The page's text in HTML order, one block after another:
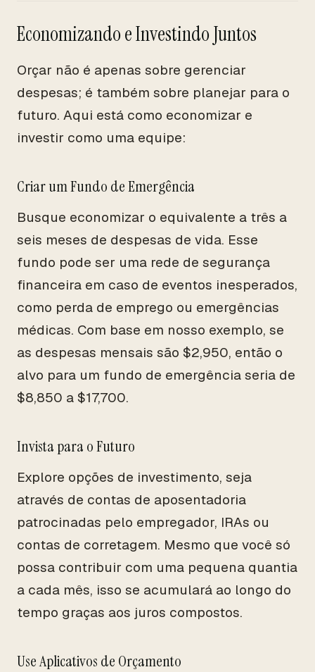
Economizando e Investindo Juntos
Orçar não é apenas sobre gerenciar
despesas; é também sobre planejar para o
futuro. Aqui está como economizar e
investir como uma equipe:
Criar um Fundo de Emergência
Busque economizar o equivalente a três a
seis meses de despesas de vida. Esse
fundo pode ser uma rede de segurança
financeira em caso de eventos inesperados,
como perda de emprego ou emergências
médicas. Com base em nosso exemplo, se
as despesas mensais são $2,950, então o
alvo para um fundo de emergência seria de
$8,850 a $17,700.
Invista para o Futuro
Explore opções de investimento, seja
através de contas de aposentadoria
patrocinadas pelo empregador, IRAs ou
contas de corretagem. Mesmo que você só
possa contribuir com uma pequena quantia
a cada mês, isso se acumulará ao longo do
tempo graças aos juros compostos.
Use Aplicativos de Orçamento